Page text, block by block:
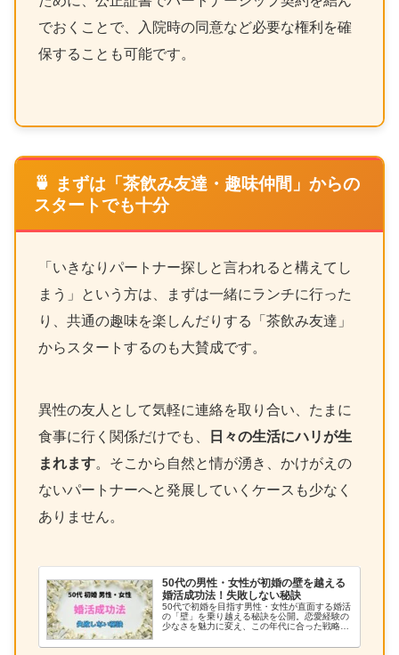
でおくことで、入院時の同意など必要な権利を確
保することも可能です。
🍵 まずは「茶飲み友達・趣味仲間」からの
スタートでも十分
「いきなりパートナー探しと言われると構えてし
まう」という方は、まずは一緒にランチに行った
り、共通の趣味を楽しんだりする「茶飲み友達」
からスタートするのも大賛成です。
異性の友人として気軽に連絡を取り合い、たまに
食事に行く関係だけでも、
日々の生活にハリが生
まれます。そこから自然と情が湧き、かけがえの
ないパートナーへと発展していくケースも少なく
ありません。
50代の男性・女性が初婚の壁を越える
婚活成功法！失敗しない秘訣
50代で初婚を目指す男性・女性が直面する婚活
の「壁」を乗り越える秘訣を公開。恋愛経験の
少なさを魅力に変え、この年代に合った戦略的
消法と最短ルートを解説しています。